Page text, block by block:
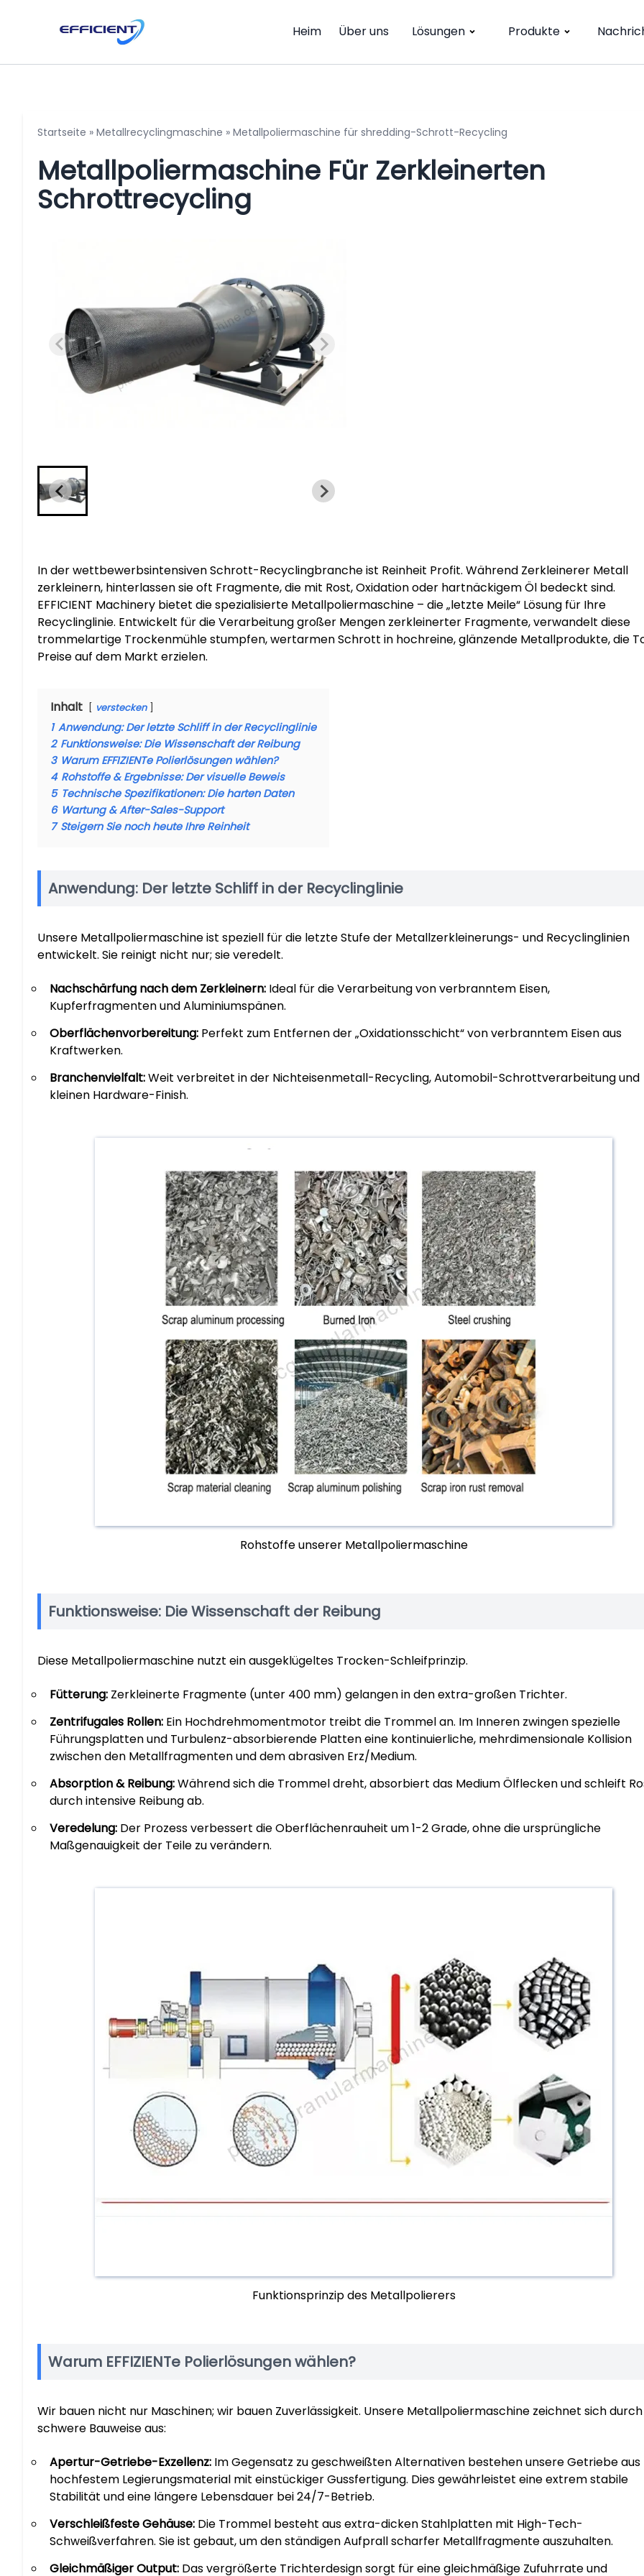
Heim Über uns Lösungen Produkte
Startseite » Metallrecyclingmaschine » Metallpoliermaschine für shredding-Schrott-Recycling
Metallpoliermaschine Für Zerkleinerten
Schrottrecycling
In der wettbewerbsintensiven Schrott-Recyclingbranche ist Reinheit Profit. Während Zerkleinerer Metall
zerkleinern, hinterlassen sie oft Fragmente, die mit Rost, Oxidation oder hartnäckigem Öl bedeckt sind.
EFFICIENT Machinery bietet die spezialisierte Metallpoliermaschine – die „letzte Meile“ Lösung für Ihre
Recyclinglinie. Entwickelt für die Verarbeitung großer Mengen zerkleinerter Fragmente, verwandelt diese
trommelartige Trockenmühle stumpfen, wertarmen Schrott in hochreine, glänzende Metallprodukte, die
Preise auf dem Markt erzielen.
Inhalt verstecken
1 Anwendung: Der letzte Schliff in der Recyclinglinie
2 Funktionsweise: Die Wissenschaft der Reibung
3 Warum EFFIZIENTe Polierlösungen wählen?
4 Rohstoffe & Ergebnisse: Der visuelle Beweis
5 Technische Spezifikationen: Die harten Daten
6 Wartung & After-Sales-Support
7 Steigern Sie noch heute Ihre Reinheit
Anwendung: Der letzte Schliff in der Recyclinglinie
Unsere Metallpoliermaschine ist speziell für die letzte Stufe der Metallzerkleinerungs- und Recyclinglinien
entwickelt. Sie reinigt nicht nur; sie veredelt.
Nachschärfung nach dem Zerkleinern: Ideal für die Verarbeitung von verbranntem Eisen,
Kupferfragmenten und Aluminiumspänen.
Oberflächenvorbereitung: Perfekt zum Entfernen der „Oxidationsschicht“ von verbranntem Eisen aus
Kraftwerken.
Branchenvielfalt:Weit verbreitet in der Nichteisenmetall-Recycling, Automobil-Schrottverarbeitung und
kleinen Hardware-Finish.
Rohstoffe unserer Metallpoliermaschine
Funktionsweise: Die Wissenschaft der Reibung
Diese Metallpoliermaschine nutzt ein ausgeklügeltes Trocken-Schleifprinzip.
Fütterung: Zerkleinerte Fragmente (unter 400 mm) gelangen in den extra-großen Trichter.
Zentrifugales Rollen: Ein Hochdrehmomentmotor treibt die Trommel an. Im Inneren zwingen spezielle
Führungsplatten und Turbulenz-absorbierende Platten eine kontinuierliche, mehrdimensionale Kollision
zwischen den Metallfragmenten und dem abrasiven Erz/Medium.
Absorption & Reibung:Während sich die Trommel dreht, absorbiert das Medium Ölflecken und schleift
durch intensive Reibung ab.
Veredelung: Der Prozess verbessert die Oberflächenrauheit um 1-2 Grade, ohne die ursprüngliche
Maßgenauigkeit der Teile zu verändern.
Funktionsprinzip des Metallpolierers
Warum EFFIZIENTe Polierlösungen wählen?
Wir bauen nicht nur Maschinen; wir bauen Zuverlässigkeit. Unsere Metallpoliermaschine zeichnet sich
schwere Bauweise aus:
Apertur-Getriebe-Exzellenz: Im Gegensatz zu geschweißten Alternativen bestehen unsere Getriebe aus
hochfestem Legierungsmaterial mit einstückiger Gussfertigung. Dies gewährleistet eine extrem stabile
Stabilität und eine längere Lebensdauer bei 24/7-Betrieb.
Verschleißfeste Gehäuse: Die Trommel besteht aus extra-dicken Stahlplatten mit High-Tech-
Schweißverfahren. Sie ist gebaut, um den ständigen Aufprall scharfer Metallfragmente auszuhalten.
Gleichmäßiger Output: Das vergrößerte Trichterdesign sorgt für eine gleichmäßige Zufuhrrate und